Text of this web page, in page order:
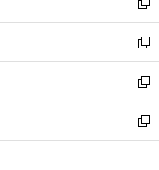
開
く
ド
ウ
で
開
く
ィ
ン
ド
ウ
で
開
く
い
ウ
ィ
ン
ド
ウ
で
開
新
し
い
ウ
ィ
ン
ド
ウ
新
し
い
ウ
ィ
ン
新
し
い
ウ
新
し